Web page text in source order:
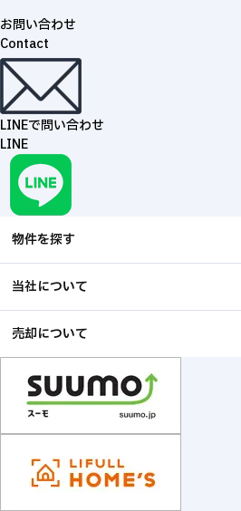
お問い合わせ
Contact
LINEで問い合わせ
LINE
物件を探す
当社について
売却について